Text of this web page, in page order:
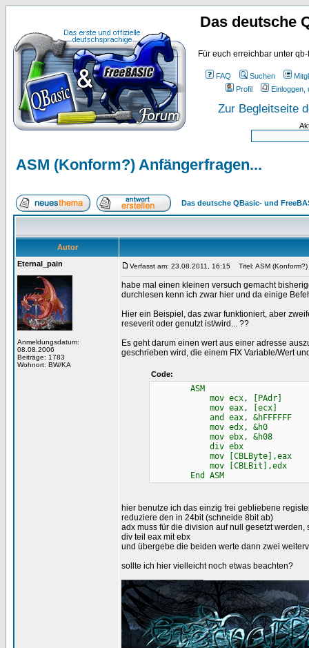
Das deutsche
Für euch erreichbar unter
FAQ Suchen
Profil
Einloggen,
Zur Begleitseite
ASM (Konform?) Anfängerfragen...
Das deutsche QBasic- und
Autor
Eternal_pain
Anmeldungsdatum:
08.08.2006
Beiträge: 1783
Wohnort: BW/KA
Verfasst am: 23.08.2011, 16:15 Titel: ASM
habe mal einen kleinen versuch gemacht
durchlesen kenn ich zwar hier und da einige
Hier ein Beispiel, das zwar funktioniert, aber
reseverit oder genutzt ist/wird... ??
Es geht darum einen wert aus einer adresse
geschrieben wird, die einem FIX Variable/Wert
Code:
ASM
mov ecx, [PAdr]
mov eax, [ecx]
and eax, &hFFFFFF
mov edx, &h0
mov ebx, &h08
div ebx
mov [CBLByte],eax
mov [CBLBit],edx
End ASM
hier benutze ich das einzig frei gebliebene
reduziere den in 24bit (schneide 8bit ab)
adx muss für die division auf null gesetzt
div teil eax mit ebx
und übergebe die beiden werte dann zwei
sollte ich hier vielleicht noch etwas beachten?